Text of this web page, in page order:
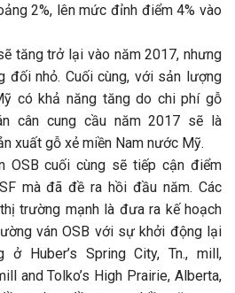
2%, lên mức đỉnh điểm 4% vào
tăng trở lại vào năm 2017, nhưng
đối nhỏ. Cuối cùng, với sản lượng
có khả năng tăng do chi phí gỗ
cân cung cầu năm 2017 sẽ là
xuất gỗ xẻ miền Nam nước Mỹ.
OSB cuối cùng sẽ tiếp cận điểm
mà đã đề ra hồi đầu năm. Các
trường mạnh là đưa ra kế hoạch
ván OSB với sự khởi động lại
Huber’s Spring City, Tn., mill,
and Tolko’s High Prairie, Alberta,